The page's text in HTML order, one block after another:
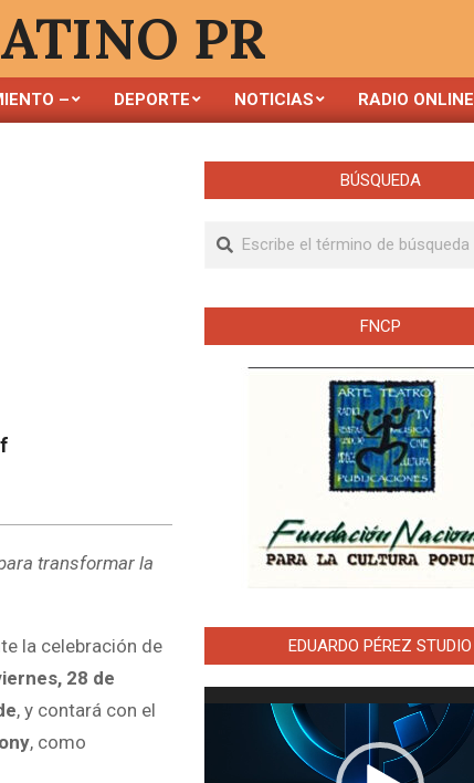
PR
– DEPORTE NOTICIAS RADIO ONLINE
transformar la
la celebración de
28 de
, y contará con el
, como
BÚSQUEDA
Buscar
FNCP
EDUARDO PÉREZ STUDIO
Reproductor